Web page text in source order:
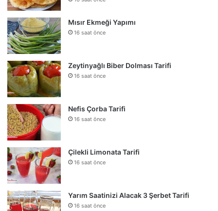
Mısır Ekmeği Yapımı
16 saat önce
Zeytinyağlı Biber Dolması Tarifi
16 saat önce
Nefis Çorba Tarifi
16 saat önce
Çilekli Limonata Tarifi
16 saat önce
Yarım Saatinizi Alacak 3 Şerbet Tarifi
16 saat önce